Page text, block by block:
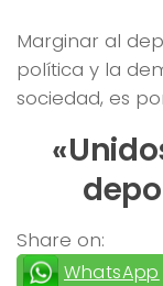
Marginar al
política y la
sociedad, es
Share on:
WhatsApp